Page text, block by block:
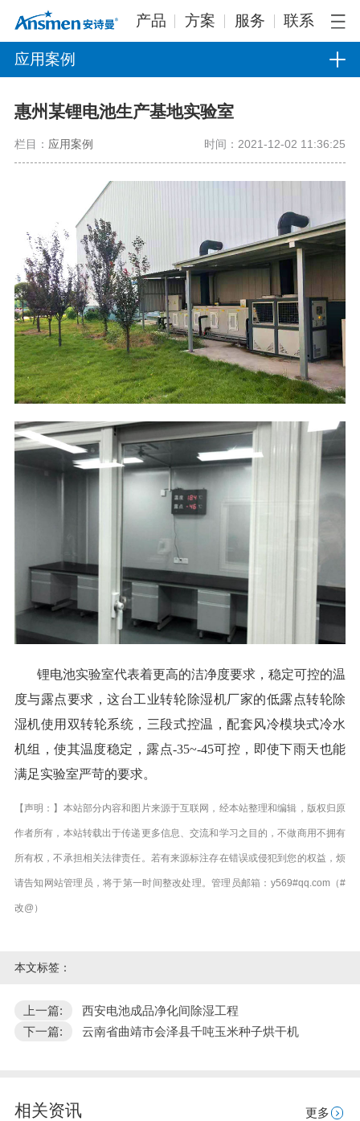
产品 方案 服务 联系
应用案例
惠州某锂电池生产基地实验室
栏目： 应用案例 时间：2021-12-02 11:36:25
锂电池实验室代表着更高的洁净度要求，稳定可控的温
度与露点要求，这台工业转轮除湿机厂家的低露点转轮除
湿机使用双转轮系统，三段式控温，配套风冷模块式冷水
机组，使其温度稳定，露点-35~-45可控，即使下雨天也能
满足实验室严苛的要求。
【声明：】本站部分内容和图片来源于互联网，经本站整理和编辑，版权归原
作者所有，本站转载出于传递更多信息、交流和学习之目的，不做商用不拥有
所有权，不承担相关法律责任。若有来源标注存在错误或侵犯到您的权益，烦
请告知网站管理员，将于第一时间整改处理。管理员邮箱：y569#qq.com（#
改@）
本文标签：
上一篇:
西安电池成品净化间除湿工程
下一篇:
云南省曲靖市会泽县千吨玉米种子烘干机
相关资讯 更多